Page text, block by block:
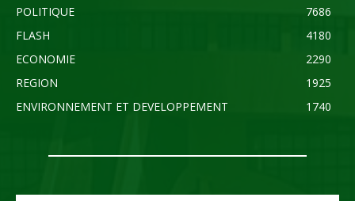
POLITIQUE
7686
FLASH
4180
ECONOMIE
2290
REGION
1925
ENVIRONNEMENT ET DEVELOPPEMENT
1740